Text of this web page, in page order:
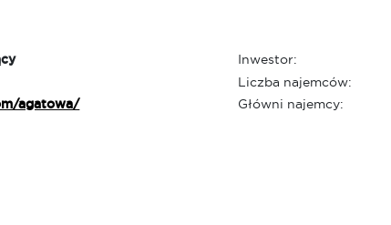
agatowa/
Inwestor:
Liczba najemców:
Główni najemcy: